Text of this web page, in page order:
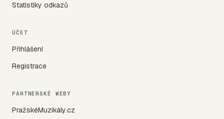
Statistiky odkazů
ÚČET
Přihlášení
Registrace
PARTNERSKÉ WEBY
PražskéMuzikály.cz